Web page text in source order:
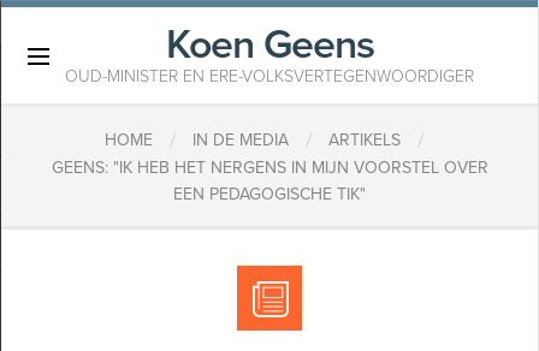
Koen Geens
OUD-MINISTER EN ERE-VOLKSVERTEGENWOORDIGER
HOME / IN DE MEDIA / ARTIKELS /
GEENS: "IK HEB HET NERGENS IN MIJN VOORSTEL OVER
EEN PEDAGOGISCHE TIK"